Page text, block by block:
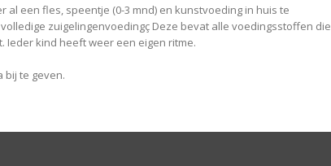
al een fles, speentje (0-3 mnd) en kunstvoeding in huis te
zuigelingenvoedingç Deze bevat alle voedingsstoffen die
Ieder kind heeft weer een eigen ritme.
bij te geven.